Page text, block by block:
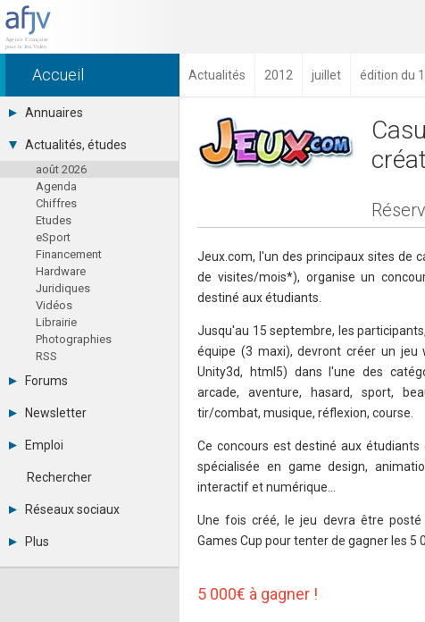
Accueil Actualités 2012 juillet édition du
Annuaires
Toutes les sociétés (691)
Studios (418)
Editeurs (49)
Distributeurs (16)
Hard. / Accessoires (10)
Middlewares (15)
Prestataires (99)
Assoc. / Syndicats (21)
Formations / Ecoles (46)
Presse spécialisée (17)
Actualités, études
août 2026
Agenda
Chiffres
Etudes
eSport
Financement
Hardware
Juridiques
Vidéos
Librairie
Photographies
RSS
Forums
Tous les forums
Se connecter
Messages privés
Contacter un modérateur
Newsletter
Archives
Abonnement
Emploi
Consulter les annonces
Observatoire de l'emploi
Rechercher
Réseaux sociaux
LinkedIn
Plus
Annonceurs
Jeux.com, l'un des principaux sites de
de visites/mois*), organise un
destiné aux étudiants.
Jusqu'au 15 septembre, les
équipe (3 maxi), devront créer un jeu
Unity3d, html5) dans l'une des
arcade, aventure, hasard, sport,
tir/combat, musique, réflexion, course.
Ce concours est destiné aux
spécialisée en game design,
interactif et numérique…
Une fois créé, le jeu devra être posté
Games Cup pour tenter de gagner les 5
5 000€ à gagner !